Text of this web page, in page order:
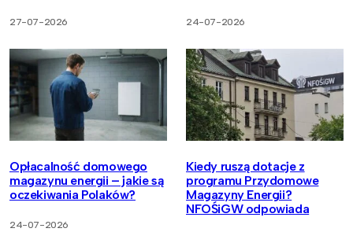
27-07-2026 24-07-2026
Opłacalność domowego
magazynu energii – jakie są
oczekiwania Polaków?
24-07-2026
Kiedy ruszą dotacje z
programu Przydomowe
Magazyny Energii?
NFOŚiGW odpowiada